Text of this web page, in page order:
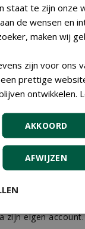
zaden Nederland
27-07-2026, Ven-
Kasmedewerker
27-07-2026, Ven-
Allround
Nederland B.V.
27-07-2026, Ven
meer Groene Banen
zijn eigen account.
staat te zijn onze
de wensen en
maken wij
zijn voor ons
prettige
ontwikkelen.
AKKOORD
AFWIJZEN